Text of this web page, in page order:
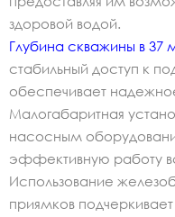
здоровой водой.
Глубина скважины в 37
стабильный доступ к
обеспечивает
Малогабаритная
насосным
эффективную работу
Использование
приямков